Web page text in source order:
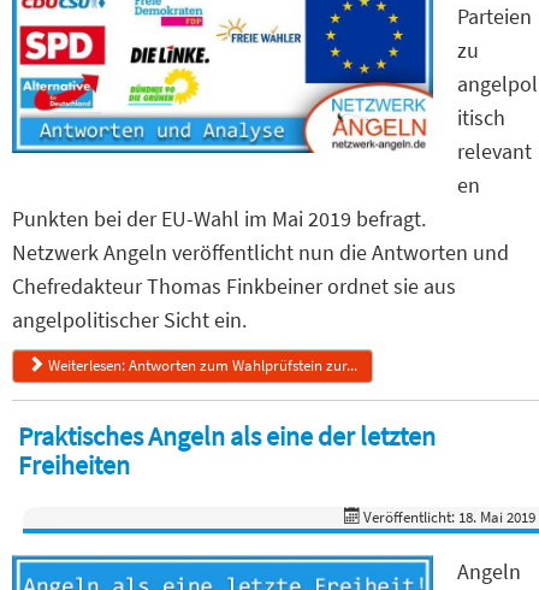
Parteien
zu
angelpol
itisch
relevant
en
Punkten bei der EU-Wahl im Mai 2019 befragt.
Netzwerk Angeln veröffentlicht nun die Antworten und
Chefredakteur Thomas Finkbeiner ordnet sie aus
angelpolitischer Sicht ein.
Weiterlesen: Antworten zum Wahlprüfstein zur...
Praktisches Angeln als eine der letzten
Freiheiten
Veröffentlicht: 18. Mai 2019
Angeln